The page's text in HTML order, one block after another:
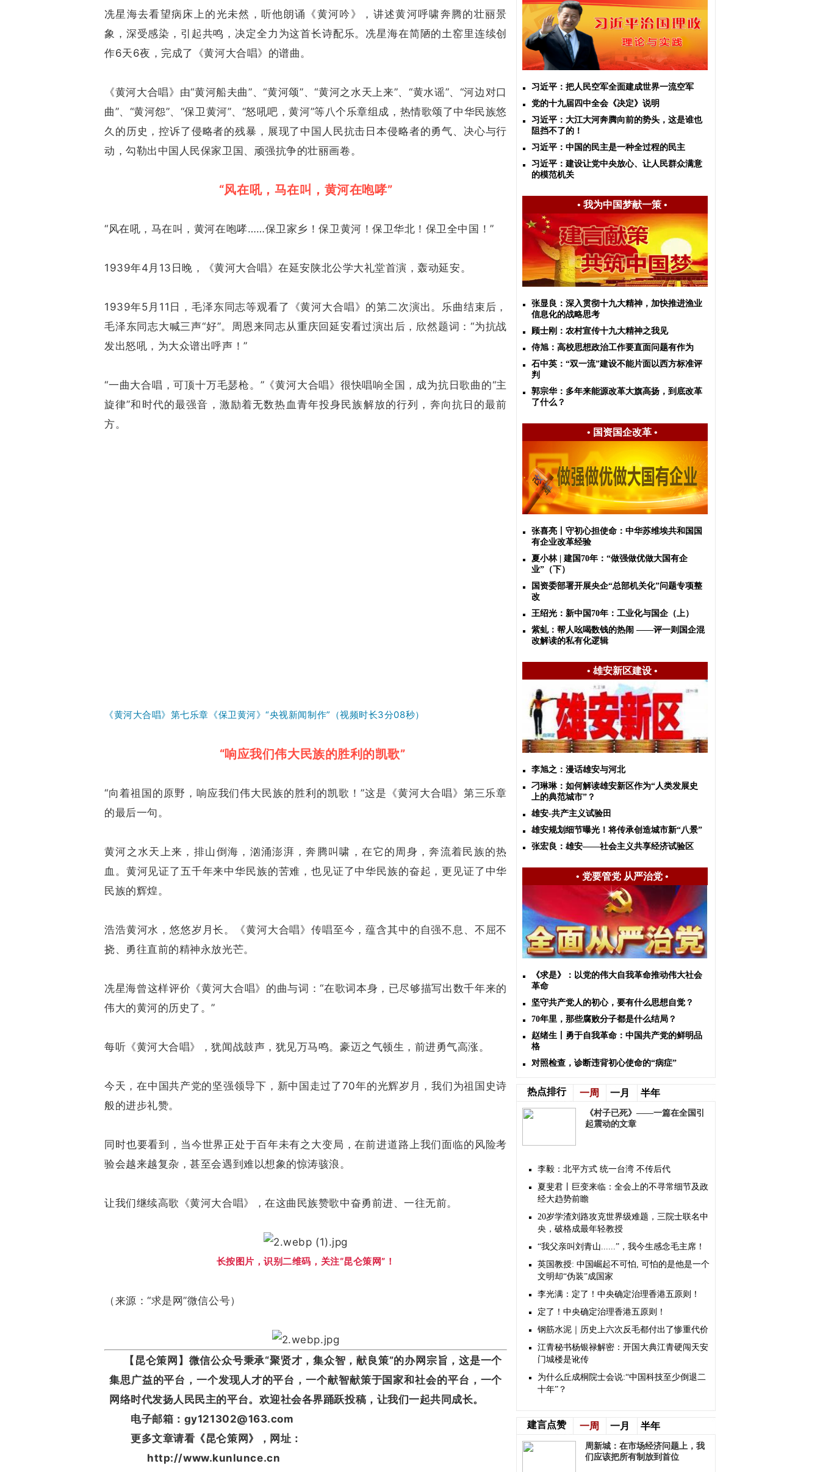
冼星海去看望病床上的光未然，听他朗诵《黄河吟》，讲述黄河呼啸奔腾的壮丽景
象，深受感染，引起共鸣，决定全力为这首长诗配乐。冼星海在简陋的土窑里连续创
作6天6夜，完成了《黄河大合唱》的谱曲。
《黄河大合唱》由“黄河船夫曲”、“黄河颂”、“黄河之水天上来”、“黄水谣”、“河边对口
曲”、“黄河怨”、“保卫黄河”、“怒吼吧，黄河”等八个乐章组成，热情歌颂了中华民族悠
久的历史，控诉了侵略者的残暴，展现了中国人民抗击日本侵略者的勇气、决心与行
动，勾勒出中国人民保家卫国、顽强抗争的壮丽画卷。
“风在吼，马在叫，黄河在咆哮”
“风在吼，马在叫，黄河在咆哮……保卫家乡！保卫黄河！保卫华北！保卫全中国！”
1939年4月13日晚，《黄河大合唱》在延安陕北公学大礼堂首演，轰动延安。
1939年5月11日，毛泽东同志等观看了《黄河大合唱》的第二次演出。乐曲结束后，
毛泽东同志大喊三声“好”。周恩来同志从重庆回延安看过演出后，欣然题词：“为抗战
发出怒吼，为大众谱出呼声！”
“一曲大合唱，可顶十万毛瑟枪。”《黄河大合唱》很快唱响全国，成为抗日歌曲的“主
旋律”和时代的最强音，激励着无数热血青年投身民族解放的行列，奔向抗日的最前
方。
《黄河大合唱》第七乐章《保卫黄河》“央视新闻制作” （视频时长3分08秒）
“响应我们伟大民族的胜利的凯歌”
“向着祖国的原野，响应我们伟大民族的胜利的凯歌！”这是《黄河大合唱》第三乐章
的最后一句。
黄河之水天上来，排山倒海，汹涌澎湃，奔腾叫啸，在它的周身，奔流着民族的热
血。黄河见证了五千年来中华民族的苦难，也见证了中华民族的奋起，更见证了中华
民族的辉煌。
浩浩黄河水，悠悠岁月长。《黄河大合唱》传唱至今，蕴含其中的自强不息、不屈不
挠、勇往直前的精神永放光芒。
冼星海曾这样评价《黄河大合唱》的曲与词：“在歌词本身，已尽够描写出数千年来的
伟大的黄河的历史了。”
每听《黄河大合唱》，犹闻战鼓声，犹见万马鸣。豪迈之气顿生，前进勇气高涨。
今天，在中国共产党的坚强领导下，新中国走过了70年的光辉岁月，我们为祖国史诗
般的进步礼赞。
同时也要看到，当今世界正处于百年未有之大变局，在前进道路上我们面临的风险考
验会越来越复杂，甚至会遇到难以想象的惊涛骇浪。
让我们继续高歌《黄河大合唱》，在这曲民族赞歌中奋勇前进、一往无前。
长按图片，识别二维码，关注“昆仑策网”！
（来源：“求是网”微信公号）
【昆仑策网】微信公众号秉承“聚贤才，集众智，献良策”的办网宗旨，这是一个
集思广益的平台，一个发现人才的平台，一个献智献策于国家和社会的平台，一个
网络时代发扬人民民主的平台。欢迎社会各界踊跃投稿，让我们一起共同成长。
电子邮箱：gy121302@163.com
更多文章请看《昆仑策网》，网址：
http://www.kunlunce.cn
习近平：把人民空军全面建成世界一流空军
党的十九届四中全会《决定》说明
习近平：大江大河奔腾向前的势头，这是谁也
阻挡不了的！
习近平：中国的民主是一种全过程的民主
习近平：建设让党中央放心、让人民群众满意
的模范机关
• 我为中国梦献一策•
张显良：深入贯彻十九大精神，加快推进渔业
信息化的战略思考
顾士刚：农村宣传十九大精神之我见
侍旭：高校思想政治工作要直面问题有作为
石中英：“双一流”建设不能片面以西方标准评
判
郭宗华：多年来能源改革大旗高扬，到底改革
了什么？
• 国资国企改革•
张喜亮丨守初心担使命：中华苏维埃共和国国
有企业改革经验
​夏小林 | 建国70年：“做强做优做大国有企
业”（下）
国资委部署开展央企“总部机关化”问题专项整
改
​王绍光：新中国70年：工业化与国企（上）
紫虬：帮人吆喝数钱的热闹 ——评一则国企混
改解读的私有化逻辑
• 雄安新区建设•
李旭之：漫话雄安与河北
刁琳琳：如何解读雄安新区作为“人类发展史
上的典范城市”？
雄安-共产主义试验田
雄安规划细节曝光！将传承创造城市新“八景”
张宏良：雄安——社会主义共享经济试验区
• 党要管党 从严治党•
《求是》：以党的伟大自我革命推动伟大社会
革命
坚守共产党人的初心，要有什么思想自觉？
70年里，那些腐败分子都是什么结局？
赵绪生丨勇于自我革命：中国共产党的鲜明品
格
对照检查，诊断违背初心使命的“病症”
热点排行 一周 一月 半年
《村子已死》——一篇在全国引
起震动的文章
李毅：北平方式 统一台湾 不传后代
夏斐君丨巨变来临：全会上的不寻常细节及政
经大趋势前瞻
20岁学渣刘路攻克世界级难题，三院士联名中
央，破格成最年轻教授
“我父亲叫刘青山......”，我今生感念毛主席！
英国教授: 中国崛起不可怕, 可怕的是他是一个
文明却“伪装”成国家
​李光满：定了！中央确定治理香港五原则！
定了！中央确定治理香港五原则！
钢筋水泥｜历史上六次反毛都付出了惨重代价
江青秘书杨银禄解密：开国大典江青硬闯天安
门城楼是讹传
为什么丘成桐院士会说:“中国科技至少倒退二
十年”？
建言点赞 一周 一月 半年
周新城：在市场经济问题上，我
们应该把所有制放到首位